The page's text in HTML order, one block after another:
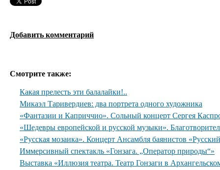
Добавить комментарий
Смотрите также:
Какая прелесть эти балалайки!..
Микаэл Таривердиев: два портрета одного художника
«Фантазии и Каприччио». Сольный концерт Сергея
«Шедевры европейской и русской музыки».
«Русская мозаика». Концерт Ансамбля баянистов
Иммерсивный спектакль «Гонзага. „Оператор природы“»
Выставка «Иллюзия театра. Театр Гонзаги в